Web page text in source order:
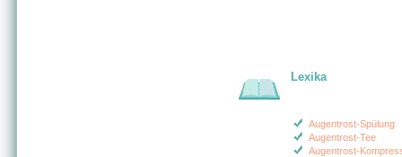
Lexika
Augentrost-Spülung
Augentrost-Tee
Augentrost-